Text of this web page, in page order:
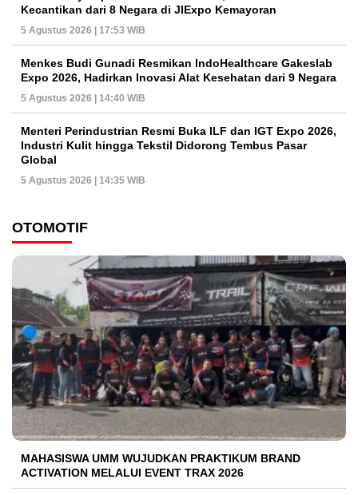
Kecantikan dari 8 Negara di JIExpo Kemayoran
5 Agustus 2026 | 17:53 WIB
Menkes Budi Gunadi Resmikan IndoHealthcare Gakeslab
Expo 2026, Hadirkan Inovasi Alat Kesehatan dari 9 Negara
5 Agustus 2026 | 14:40 WIB
Menteri Perindustrian Resmi Buka ILF dan IGT Expo 2026,
Industri Kulit hingga Tekstil Didorong Tembus Pasar
Global
5 Agustus 2026 | 14:35 WIB
OTOMOTIF
MAHASISWA UMM WUJUDKAN PRAKTIKUM BRAND
ACTIVATION MELALUI EVENT TRAX 2026